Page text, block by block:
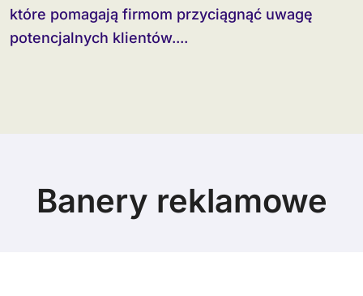
które pomagają firmom przyciągnąć uwagę
potencjalnych klientów....
Banery reklamowe